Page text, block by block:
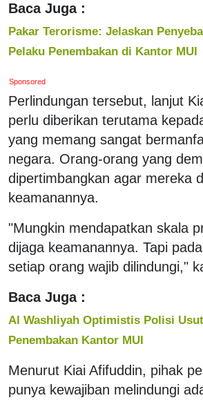
Baca Juga :
Pakar Terorisme: Jelaskan
Pelaku Penembakan di Kantor MUI
Sponsored
Perlindungan tersebut, lanjut
perlu diberikan terutama
yang memang sangat
negara. Orang-orang yang
dipertimbangkan agar mereka
keamanannya.
"Mungkin mendapatkan skala
dijaga keamanannya. Tapi
setiap orang wajib dilindungi,"
Baca Juga :
Al Washliyah Optimistis Polisi
Penembakan Kantor MUI
Menurut Kiai Afifuddin, pihak
punya kewajiban melindungi